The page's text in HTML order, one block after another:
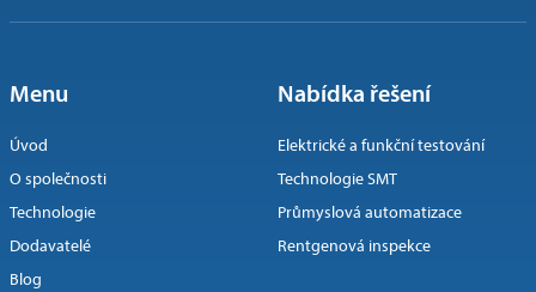
Menu
Úvod
O společnosti
Technologie
Dodavatelé
Blog
Nabídka řešení
Elektrické a funkční testování
Technologie SMT
Průmyslová automatizace
Rentgenová inspekce